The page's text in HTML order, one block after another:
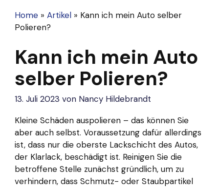
Home » Artikel » Kann ich mein Auto selber
Polieren?
Kann ich mein Auto
selber Polieren?
13. Juli 2023 von Nancy Hildebrandt
Kleine Schäden auspolieren – das können Sie
aber auch selbst. Voraussetzung dafür allerdings
ist, dass nur die oberste Lackschicht des Autos,
der Klarlack, beschädigt ist. Reinigen Sie die
betroffene Stelle zunächst gründlich, um zu
verhindern, dass Schmutz- oder Staubpartikel